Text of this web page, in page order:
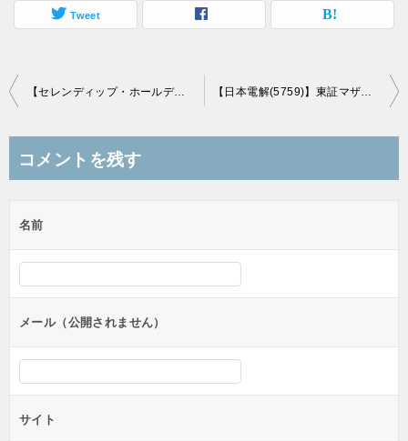
Tweet
投
ビ
ー
シ
ョ
ン
【セレンディップ・ホールディングス(7318)】東証マザーズ市場に新規上場承認(6/24上場予定) 【日本電解(5759)】東証マザーズ市場に新規上場承認(6/25上場予定)
コメントを残す
名前
メール（公開されません）
サイト